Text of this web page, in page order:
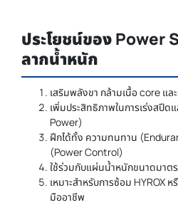
ประโยชน์ของ Power
ลากน้ำหนัก
เสริมพลังขา กล้ามเนื้อ core แ
เพิ่มประสิทธิภาพในการเร่งสปีด
Power)
ฝึกได้ทั้ง ความทนทาน
(Power Control)
ใช้ร่วมกับแผ่นน้ำหนักขนาดมาต
เหมาะสำหรับการซ้อม HYROX
มืออาชีพ